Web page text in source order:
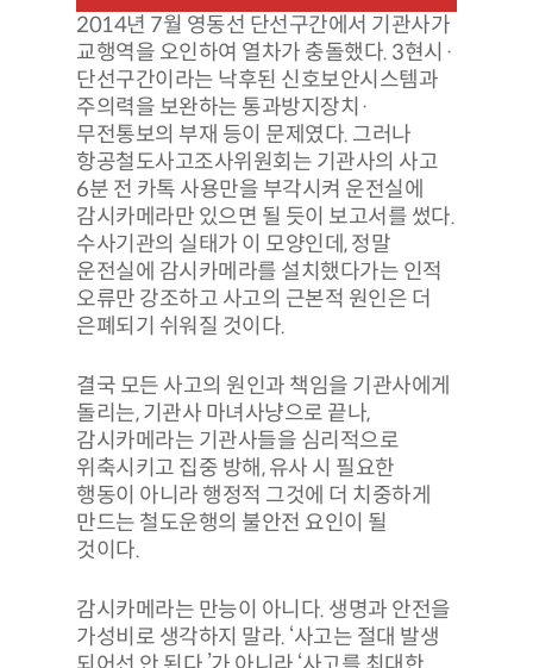
2014년 7월 영동선 단선구간에서 기관사가
교행역을 오인하여 열차가 충돌했다. 3현시·
단선구간이라는 낙후된 신호보안시스템과
주의력을 보완하는 통과방지장치·
무전통보의 부재 등이 문제였다. 그러나
항공철도사고조사위원회는 기관사의 사고
6분 전 카톡 사용만을 부각시켜 운전실에
감시카메라만 있으면 될 듯이 보고서를 썼다.
수사기관의 실태가 이 모양인데, 정말
운전실에 감시카메라를 설치했다가는 인적
오류만 강조하고 사고의 근본적 원인은 더
은폐되기 쉬워질 것이다.
결국 모든 사고의 원인과 책임을 기관사에게
돌리는, 기관사 마녀사냥으로 끝나,
감시카메라는 기관사들을 심리적으로
위축시키고 집중 방해, 유사 시 필요한
행동이 아니라 행정적 그것에 더 치중하게
만드는 철도운행의 불안전 요인이 될
것이다.
감시카메라는 만능이 아니다. 생명과 안전을
가성비로 생각하지 말라. ‘사고는 절대 발생